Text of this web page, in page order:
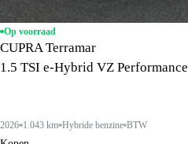
Op voorraad
CUPRA Terramar
1.5 TSI e-Hybrid VZ Performance
2026 1.043 km Hybride benzine BTW